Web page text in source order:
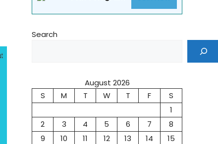
Search
August 2026
S
M T W T F
S
1
2
3 4 5 6 7
8
9
10 11 12 13 14
15